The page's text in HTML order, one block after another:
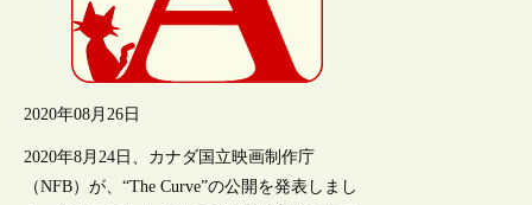
2020年08月26日
2020年8月24日、カナダ国立映画制作庁
（NFB）が、“The Curve”の公開を発表しまし